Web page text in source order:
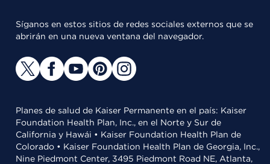
Síganos en estos sitios de redes sociales externos que se
abrirán en una nueva ventana del navegador.
Planes de salud de Kaiser Permanente en el país: Kaiser
Foundation Health Plan, Inc., en el Norte y Sur de
California y Hawái • Kaiser Foundation Health Plan de
Colorado • Kaiser Foundation Health Plan de Georgia, Inc.,
Nine Piedmont Center, 3495 Piedmont Road NE, Atlanta,